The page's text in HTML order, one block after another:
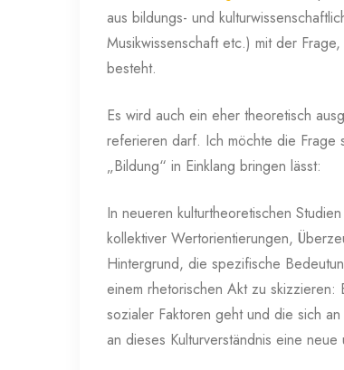
aus bildungs- und
Musikwissenschaft etc.) mit der
besteht.
Es wird auch ein eher theoretisch
referieren darf. Ich möchte die Frage
„Bildung“ in Einklang bringen lässt:
In neueren kulturtheoretischen
kollektiver Wertorientierungen,
Hintergrund, die spezifische
einem rhetorischen Akt zu skizzieren:
sozialer Faktoren geht und die sich
an dieses Kulturverständnis eine